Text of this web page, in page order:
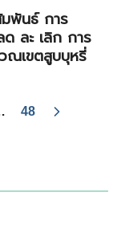
มพันธ์ การ
ละ เลิก การ
ณเขตสูบบุหรี่
48